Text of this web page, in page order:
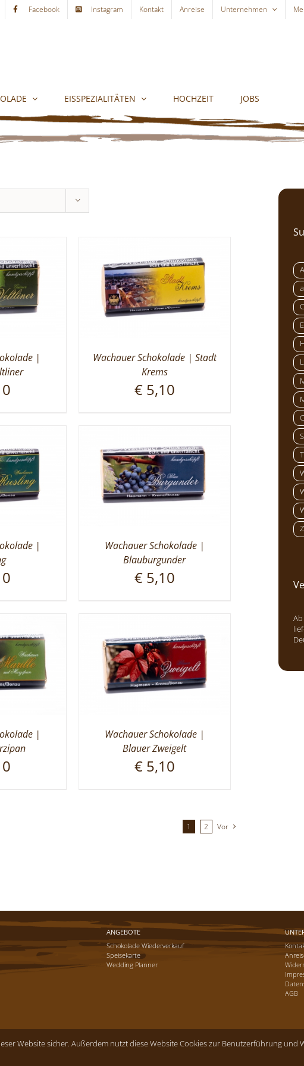
Facebook Instagram Kontakt Anreise Unternehmen
EISSPEZIALITÄTEN HOCHZEIT JOBS
|
Wachauer Schokolade | Stadt
Krems
€5,10
|
Wachauer Schokolade |
Blauburgunder
€5,10
|
Wachauer Schokolade |
Blauer Zweigelt
€5,10
1 2 Vor
ANGEBOTE
Schokolade Wiederverkauf
Speisekarte
Wedding Planner
AGB
Website sicher. Außerdem nutzt diese Website Cookies zur Benutzerführung und